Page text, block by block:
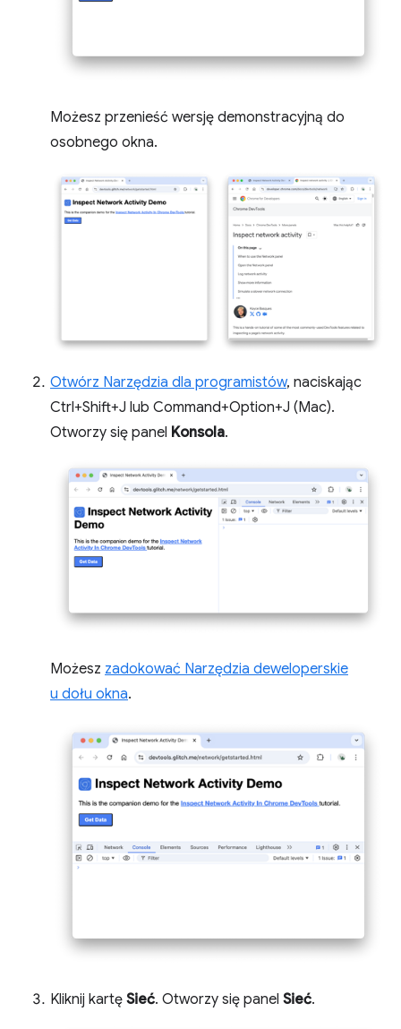
Możesz przenieść wersję demonstracyjną do
osobnego okna.
Otwórz Narzędzia dla programistów, naciskając
Ctrl+Shift+J lub Command+Option+J (Mac).
Otworzy się panel Konsola.
Możesz zadokować Narzędzia deweloperskie
u dołu okna.
Kliknij kartę Sieć. Otworzy się panel Sieć.